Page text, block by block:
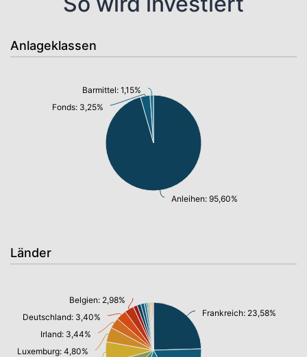
Anlageklassen
Anleihen: 95,60%
Fonds: 3,25%
Barmittel: 1,15%
Länder
Frankreich: 23,58%
Luxemburg: 4,80%
Irland: 3,44%
Deutschland: 3,40%
Belgien: 2,98%